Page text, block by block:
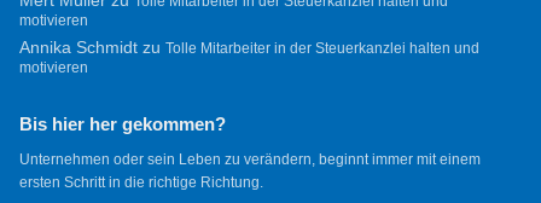
motivieren
Annika Schmidtzu Tolle Mitarbeiter in der Steuerkanzlei halten und
motivieren
Bis hier her gekommen?
Unternehmen oder sein Leben zu verändern, beginnt immer mit einem
ersten Schritt in die richtige Richtung.